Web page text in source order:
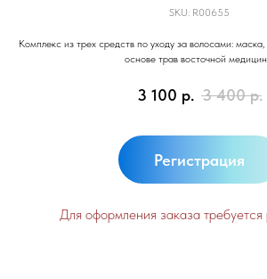
SKU: R00655
Комплекс из трех средств по уходу за волосами:
основе трав восточной
3 100 р. 3 400 р.
Регистрация
Для оформления заказа требуется